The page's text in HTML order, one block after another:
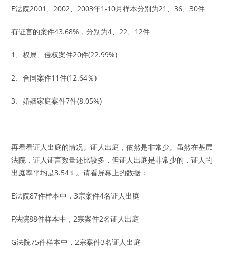
E法院2001、2002、2003年1-10月样本分别为21、36、30件
有证言的案件43.68%，分别为4、22、12件
1、权属、侵权案件20件(22.99%)
2、合同案件11件(12.64％)
3、婚姻家庭案件7件(8.05%)
再看看证人出庭的情况。证人出庭，依然是非常少。虽然在基层
法院，证人证言数量还比较多，但证人出庭是非常少的，证人的
出庭率平均是3.54﹪。请看屏幕上的数据：
E法院87件样本中，3宗案件4名证人出庭
F法院88件样本中，2宗案件2名证人出庭
G法院75件样本中，2宗案件3名证人出庭